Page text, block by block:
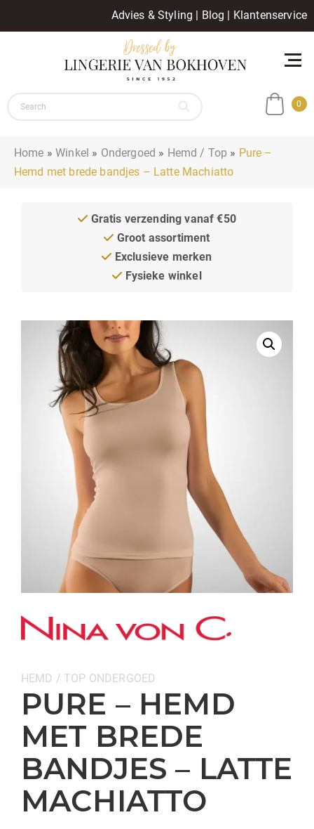
Advies & Styling | Blog | Klantenservice
0
Home »Winkel » Ondergoed » Hemd / Top » Pure –
Hemd met brede bandjes – Latte Machiatto
Gratis verzending vanaf €50
Groot assortiment
Exclusieve merken
Fysieke winkel
Categorieën:
HEMD / TOP ONDERGOED
PURE – HEMD
MET BREDE
BANDJES – LATTE
MACHIATTO